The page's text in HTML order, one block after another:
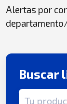
Alertas por
Buscar
Término de